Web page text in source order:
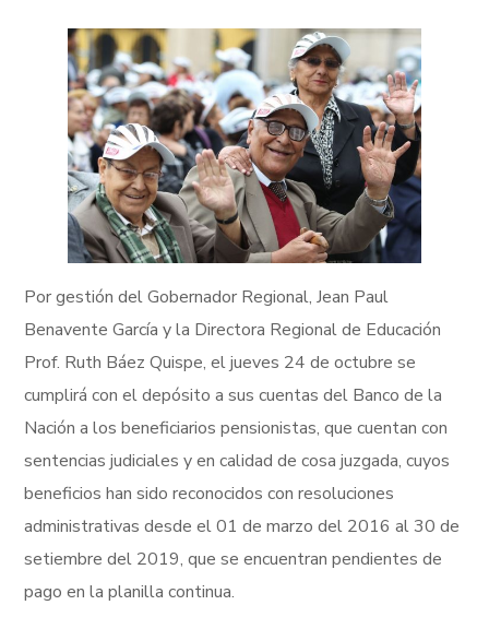
Por gestión del Gobernador Regional, Jean Paul
Benavente García y la Directora Regional de Educación
Prof. Ruth Báez Quispe, el jueves 24 de octubre se
cumplirá con el depósito a sus cuentas del Banco de la
Nación a los beneficiarios pensionistas, que cuentan con
sentencias judiciales y en calidad de cosa juzgada, cuyos
beneficios han sido reconocidos con resoluciones
administrativas desde el 01 de marzo del 2016 al 30 de
setiembre del 2019, que se encuentran pendientes de
pago en la planilla continua.